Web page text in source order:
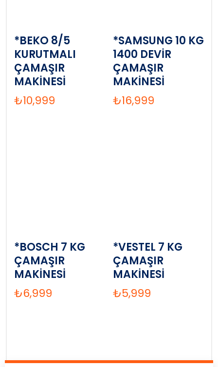
*BEKO 8/5
KURUTMALI
ÇAMAŞIR
MAKİNESİ
₺10,999
*SAMSUNG 10 KG
1400 DEVİR
ÇAMAŞIR
MAKİNESİ
₺16,999
*BOSCH 7 KG
ÇAMAŞIR
MAKİNESİ
₺6,999
*VESTEL 7 KG
ÇAMAŞIR
MAKİNESİ
₺5,999